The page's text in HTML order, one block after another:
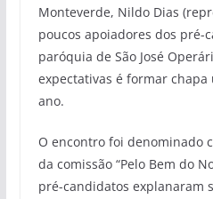
Monteverde, Nildo Dias
poucos apoiadores dos pré-
paróquia de São José
expectativas é formar
ano.
O encontro foi denominado
da comissão “Pelo Bem do
pré-candidatos explanaram